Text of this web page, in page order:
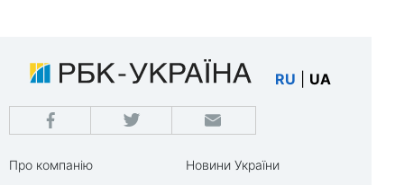
RU UA
Про компанію
Новини України